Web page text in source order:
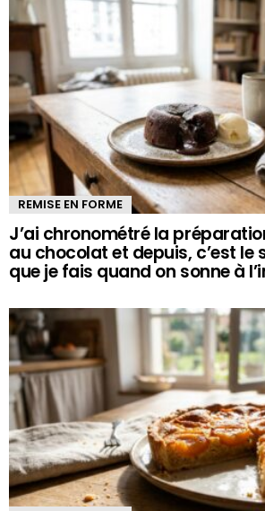
REMISE EN FORME
J’ai chronométré la
au chocolat et depuis, c’est le
que je fais quand on sonne à